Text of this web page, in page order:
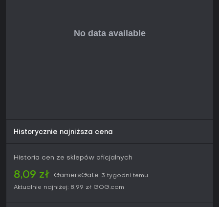
się zarówno kontrola mapy, jak i bezpośrednie dowodzenie
Historycznie najniższa cena
Historia cen ze sklepów oficjalnych
8,09 zł GamersGate 3 tygodni temu
Aktualnie najniżej: 8,99 zł GOG.com